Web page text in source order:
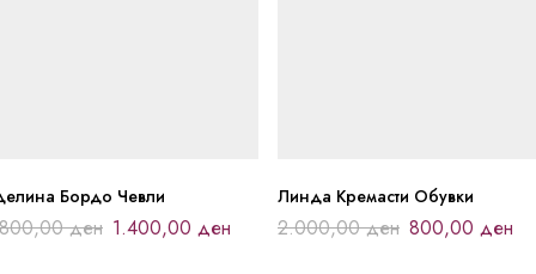
Бордо Чевли
ден 1.400,00 ден
Линда Кремасти Обувки
2.000,00ден 800,00 ден